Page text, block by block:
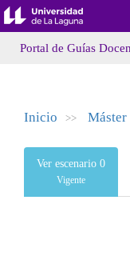
Portal de Guías
Inicio >>
Ver escenario 0
Vigente